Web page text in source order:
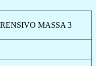
MASSA 3